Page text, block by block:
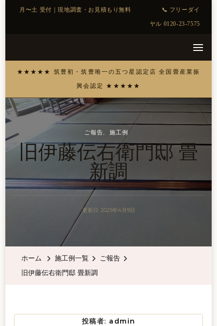
ご報告 施工例
旧伊藤伝右衛門邸 畳
新調
更新日: 2025年4月9日
ホーム 施工例一覧
ご報告
旧伊藤伝右衛門邸 畳新調
投稿者: admin